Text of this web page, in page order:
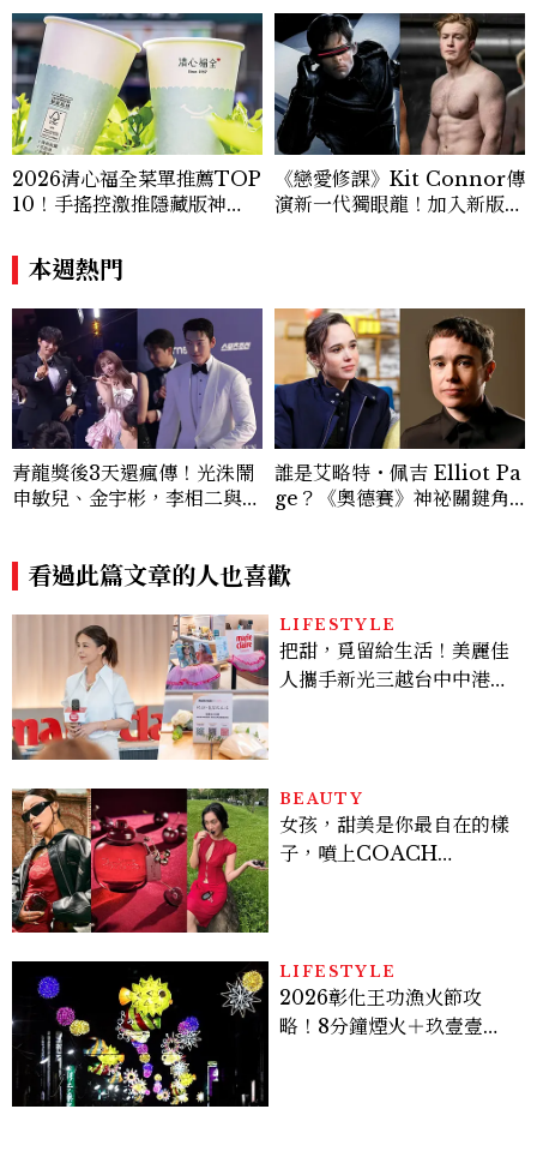
度的內容。 《Marie Claire》始終以敏銳
視角與編輯直覺，引領讀者探索女性多元面
貌與生活品味風格的無限可能。
2026清心福全菜單推薦TOP
10！手搖控激推隱藏版神
《戀愛修課》Kit Connor傳
演新一代獨眼龍！加入新版
本週熱門
青龍獎後3天還瘋傳！光洙鬧
申敏兒、金宇彬，李相二與金
個你可能錯過的漏網鏡頭
誰是艾略特・佩吉 Elliot Pa
ge？《奧德賽》神祕關鍵角
事
看過此篇文章的人也喜歡
LIFESTYLE
把甜，覓留給生活！美麗佳
人攜手新光三越台中中港
BEAUTY
女孩，甜美是你最自在的樣
子，噴上COACH
LIFESTYLE
2026彰化王功漁火節攻
略！8分鐘煙火＋玖壹壹、